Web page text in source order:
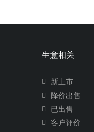
生意相关
新上市
降价出售
已出售
客户评价